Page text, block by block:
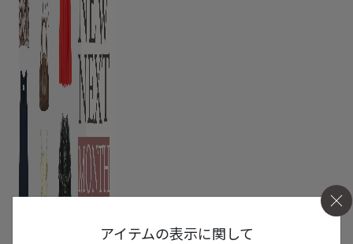
アイテムの表示に関して